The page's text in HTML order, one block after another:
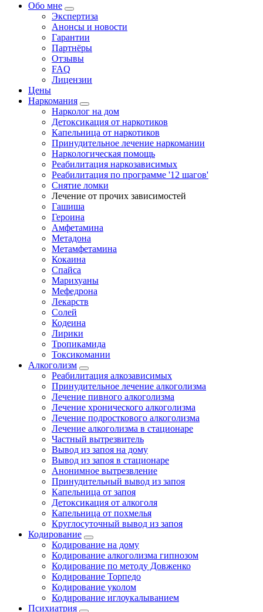
Обо мне
Экспертиза
Анонсы и новости
Гарантии
Партнёры
Отзывы
FAQ
Лицензии
Цены
Наркомания
Нарколог на дом
Детоксикация от наркотиков
Капельница от наркотиков
Принудительное лечение наркомании
Наркологическая помощь
Реабилитация наркозависимых
Реабилитация по программе '12 шагов'
Снятие ломки
Лечение от прочих зависимостей
Гашиша
Героина
Амфетамина
Метадона
Метамфетамина
Кокаина
Спайса
Марихуаны
Мефедрона
Лекарств
Солей
Кодеина
Лирики
Тропикамида
Токсикомании
Алкоголизм
Реабилитация алкозависимых
Принудительное лечение алкоголизма
Лечение пивного алкоголизма
Лечение хронического алкоголизма
Лечение подросткового алкоголизма
Лечение алкоголизма в стационаре
Частный вытрезвитель
Вывод из запоя на дому
Вывод из запоя в стационаре
Анонимное вытрезвление
Принудительный вывод из запоя
Капельница от запоя
Детоксикация от алкоголя
Капельница от похмелья
Круглосуточный вывод из запоя
Кодирование
Кодирование на дому
Кодирование алкоголизма гипнозом
Кодирование по методу Довженко
Кодирование Торпедо
Кодирование уколом
Кодирование иглоукалыванием
Психиатрия